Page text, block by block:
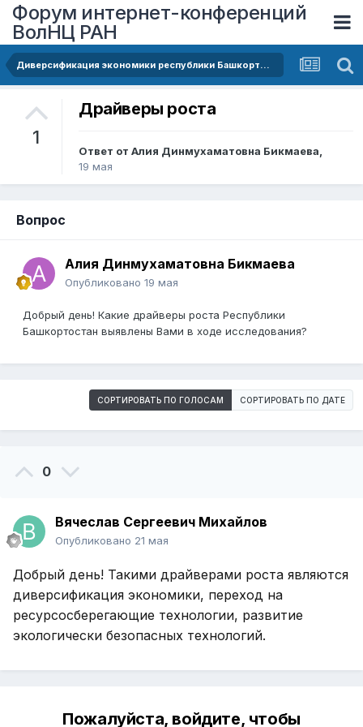
Форум интернет-конференций
ВолНЦ РАН
Диверсификация экономики республики Башкортостан: Экономические подходы к выявлению драйверов роста
1
Драйверы роста
Ответ от Алия Динмухаматовна Бикмаева,
19 мая
Вопрос
Алия Динмухаматовна Бикмаева
Опубликовано 19 мая
Добрый день! Какие драйверы роста Республики
Башкортостан выявлены Вами в ходе исследования?
СОРТИРОВАТЬ ПО ГОЛОСАМ СОРТИРОВАТЬ ПО ДАТЕ
0
Вячеслав Сергеевич Михайлов
Опубликовано 21 мая
Добрый день! Такими драйверами роста являются
диверсификация экономики, переход на
ресурсосберегающие технологии, развитие
экологически безопасных технологий.
Пожалуйста, войдите, чтобы